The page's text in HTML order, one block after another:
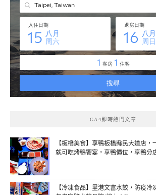
GA4即時熱門文章
【板橋美食】享鴨板橋縣民大道店，
就可吃烤鴨饗宴，享鴨價位，享鴨分
【冷凍食品】里港文富水餃，防疫冷